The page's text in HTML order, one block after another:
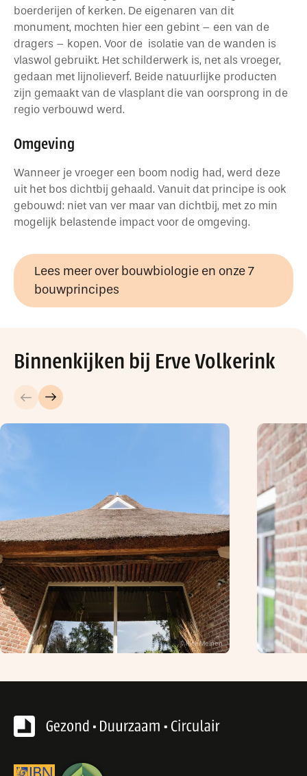
boerderijen of kerken. De eigenaren van dit
monument, mochten hier een gebint – een van de
dragers – kopen. Voor de isolatie van de wanden is
vlaswol gebruikt. Het schilderwerk is, net als vroeger,
gedaan met lijnolieverf. Beide natuurlijke producten
zijn gemaakt van de vlasplant die van oorsprong in de
regio verbouwd werd.
Omgeving
Wanneer je vroeger een boom nodig had, werd deze
uit het bos dichtbij gehaald. Vanuit dat principe is ook
gebouwd: niet van ver maar van dichtbij, met zo min
mogelijk belastende impact voor de omgeving.
Lees meer over bouwbiologie en onze 7
bouwprincipes
Binnenkijken bij Erve Volkerink
Rick Meinen